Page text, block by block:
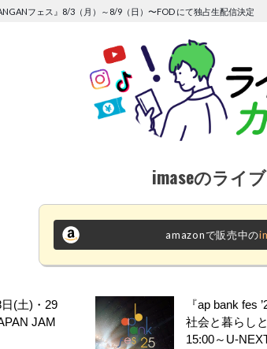
imaseのライ
amazonで販売中の
日(土)・29
JAM
『ap bank fes
社会と暮らし
15:00～U-
フェス』8/3（月）～8/9（日）〜FOD にて独占生配信決定